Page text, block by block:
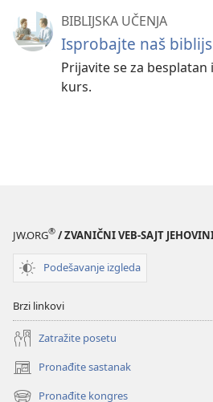
BIBLIJSKA UČENJA
Isprobajte naš
Prijavite se za
kurs.
JW.ORG® / ZVANIČNI VEB-SAJT
Podešavanje izgleda
Brzi linkovi
Zatražite posetu
Pronađite sastanak
(otvara
novi
Pronađite kongres